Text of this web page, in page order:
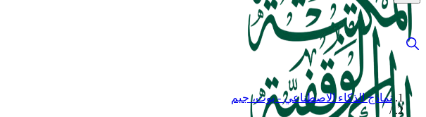
نماذج الذكاء الاصطناعي - بوت، جيم
/